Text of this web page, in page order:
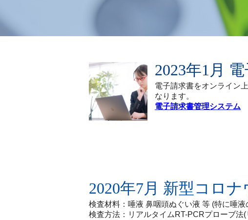
2023年1月
電子請求書をオンライン
なります。
電子請求書管理システム
2020年7月 新型コロ
検査材料：唾液 鼻咽頭ぬぐい液 等 (特に唾
検査方法：リアルタイムRT-PCRプローブ法